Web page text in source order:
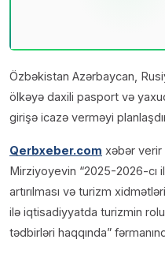
Özbəkistan Azərbaycan,
ölkəyə daxili pasport və
girişə icazə verməyi
Qerbxeber.com xəbər
Mirziyoyevin “2025-2026-cı
artırılması və turizm
ilə iqtisadiyyatda turizmin rolu
tədbirləri haqqında”